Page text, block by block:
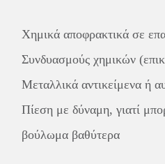
Χημικά αποφρακτικά σε
Συνδυασμούς χημικών
Μεταλλικά αντικείμενα ή
Πίεση με δύναμη, γιατί
βούλωμα βαθύτερα